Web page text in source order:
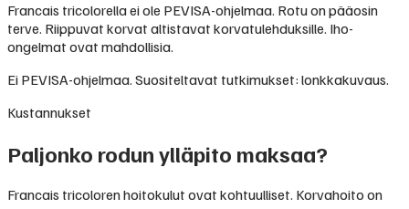
Francais tricolorella ei ole PEVISA-ohjelmaa. Rotu on pääosin
terve. Riippuvat korvat altistavat korvatulehduksille. Iho-
ongelmat ovat mahdollisia.
Ei PEVISA-ohjelmaa. Suositeltavat tutkimukset: lonkkakuvaus.
Kustannukset
Paljonko rodun ylläpito maksaa?
Francais tricoloren hoitokulut ovat kohtuulliset. Korvahoito on